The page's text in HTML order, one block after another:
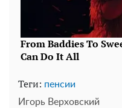
Теги: пенсии
Игорь Верховский